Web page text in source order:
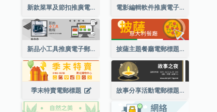
新款菜單及節扣推廣電郵標題 電影編輯軟件推廣電子郵件標題
新品小工具推廣電子郵件標題 披薩主題餐廳電郵標題
季末特賣電郵標題 故事分享活動電郵標題